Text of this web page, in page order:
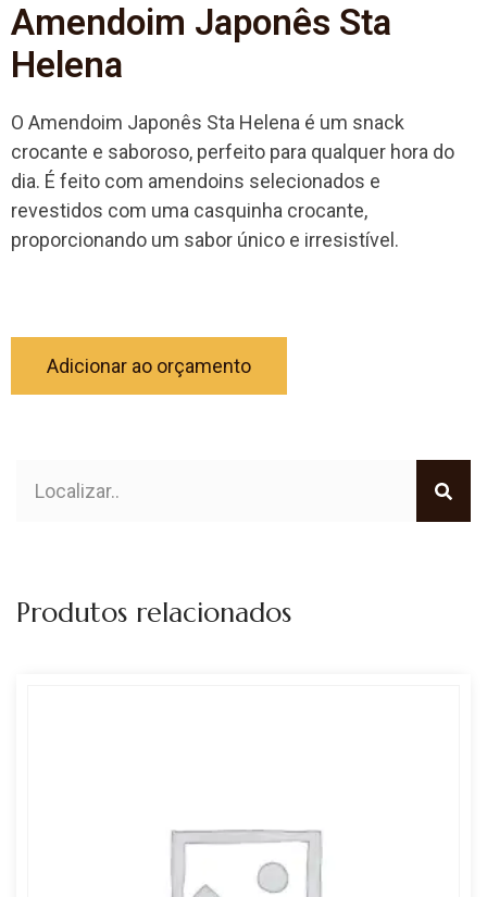
Amendoim Japonês Sta
Helena
O Amendoim Japonês Sta Helena é um snack
crocante e saboroso, perfeito para qualquer hora do
dia. É feito com amendoins selecionados e
revestidos com uma casquinha crocante,
proporcionando um sabor único e irresistível.
Adicionar ao orçamento
Produtos relacionados